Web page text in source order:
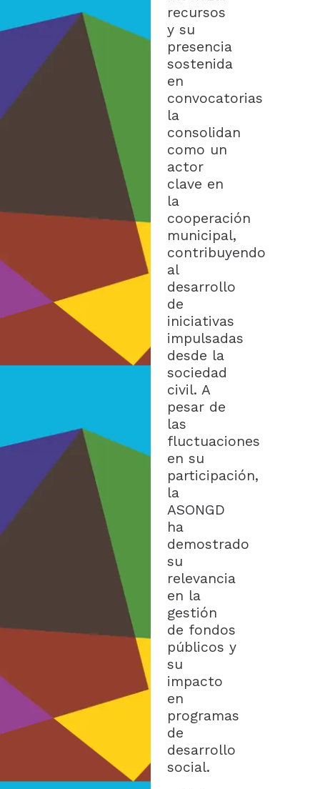
recursos
y su
presencia
sostenida
en
convocatorias
la
consolidan
como un
actor
clave en
la
cooperación
municipal,
contribuyendo
al
desarrollo
de
iniciativas
impulsadas
desde la
sociedad
civil. A
pesar de
las
fluctuaciones
en su
participación,
la
ASONGD
ha
demostrado
su
relevancia
en la
gestión
de fondos
públicos y
su
impacto
en
programas
de
desarrollo
social.